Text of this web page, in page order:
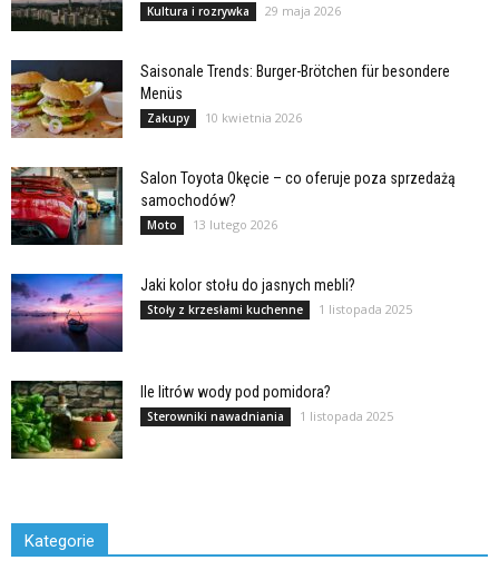
Kultura i rozrywka 29 maja 2026
Saisonale Trends: Burger-Brötchen für besondere
Menüs
Zakupy 10 kwietnia 2026
Salon Toyota Okęcie – co oferuje poza sprzedażą
samochodów?
Moto 13 lutego 2026
Jaki kolor stołu do jasnych mebli?
Stoły z krzesłami kuchenne 1 listopada 2025
Ile litrów wody pod pomidora?
Sterowniki nawadniania 1 listopada 2025
Kategorie